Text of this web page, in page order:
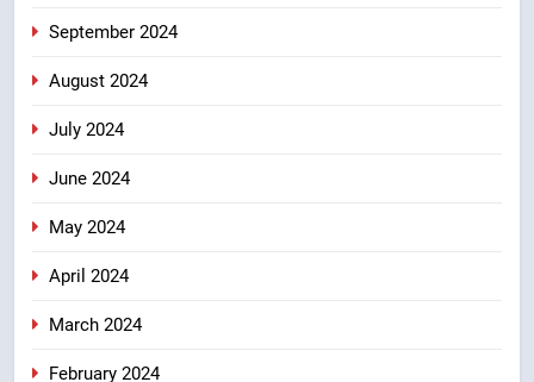
September 2024
August 2024
July 2024
June 2024
May 2024
April 2024
March 2024
February 2024